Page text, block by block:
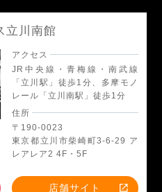
立川南館
アクセス
JR中央線・青梅線・南武線
「立川駅」徒歩1分、多摩モノ
レール「立川南駅」徒歩1分
住所
〒190-0023
東京都立川市柴崎町3-6-29 ア
レアレア2 4F・5F
店舗サイト